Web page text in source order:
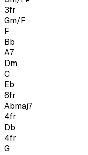
3fr
Gm/F
F
Bb
A7
Dm
C
Eb
6fr
Abmaj7
4fr
Db
4fr
G